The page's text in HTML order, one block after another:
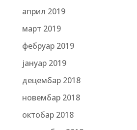
април 2019
март 2019
фебруар 2019
јануар 2019
децембар 2018
новембар 2018
октобар 2018